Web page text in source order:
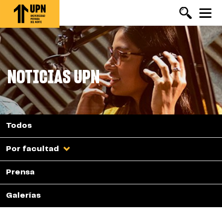
Pasar
contenido
principal
NOTICIAS UPN
Todos
Por facultad
Prensa
Galerías